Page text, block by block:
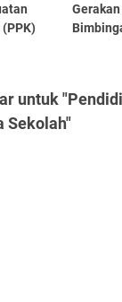
untuk
Sekolah"